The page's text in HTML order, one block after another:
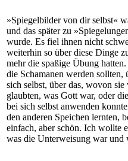
»Spiegelbilder von dir selbst«
und das später zu
wurde. Es fiel ihnen nicht
weiterhin so über diese Dinge
mehr die spaßige Übung
die Schamanen werden
sich selbst, über das, wovon
glaubten, was Gott war, oder
bei sich selbst anwenden
den anderen Speichen lernten,
einfach, aber schön. Ich wollte
was die Unterweisung war und